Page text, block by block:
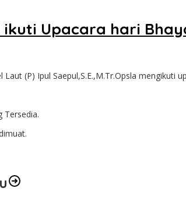
ikuti Upacara hari
(P) Ipul Saepul,S.E.,M.Tr.Opsla mengikuti
Tersedia.